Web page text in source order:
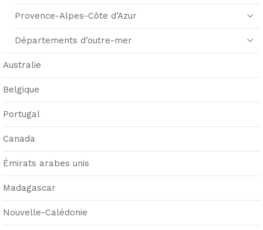
Provence-Alpes-Côte d’Azur
Départements d’outre-mer
Australie
Belgique
Portugal
Canada
Émirats arabes unis
Madagascar
Nouvelle-Calédonie